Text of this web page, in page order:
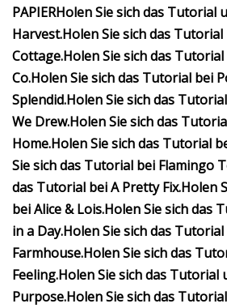
PAPIERHolen Sie sich das Tutorial
Harvest.Holen Sie sich das
Cottage.Holen Sie sich das Tutorial
Co.Holen Sie sich das Tutorial bei
Splendid.Holen Sie sich das
We Drew.Holen Sie sich das
Home.Holen Sie sich das Tutorial
Sie sich das Tutorial bei Flamingo
das Tutorial bei A Pretty Fix.Holen
bei Alice & Lois.Holen Sie sich das
in a Day.Holen Sie sich das
Farmhouse.Holen Sie sich das
Feeling.Holen Sie sich das
Purpose.Holen Sie sich das